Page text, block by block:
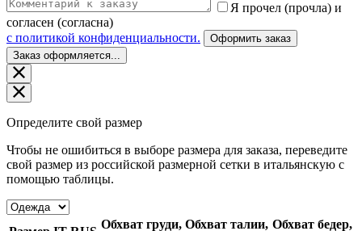
Я прочел (прочла) и
согласен (согласна)
c политикой конфиденциальности.
Оформить заказ
Заказ оформляется...
Определите свой размер
Чтобы не ошибиться в выборе размера для заказа, переведите
свой размер из российской размерной сетки в итальянскую с
помощью таблицы.
Обхват груди, Обхват талии, Обхват бедер,